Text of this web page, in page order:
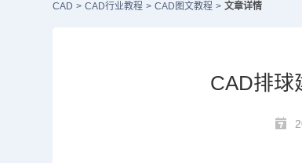
CAD > CAD行业教程 > CAD图文教程 > 文章详情
CAD排球